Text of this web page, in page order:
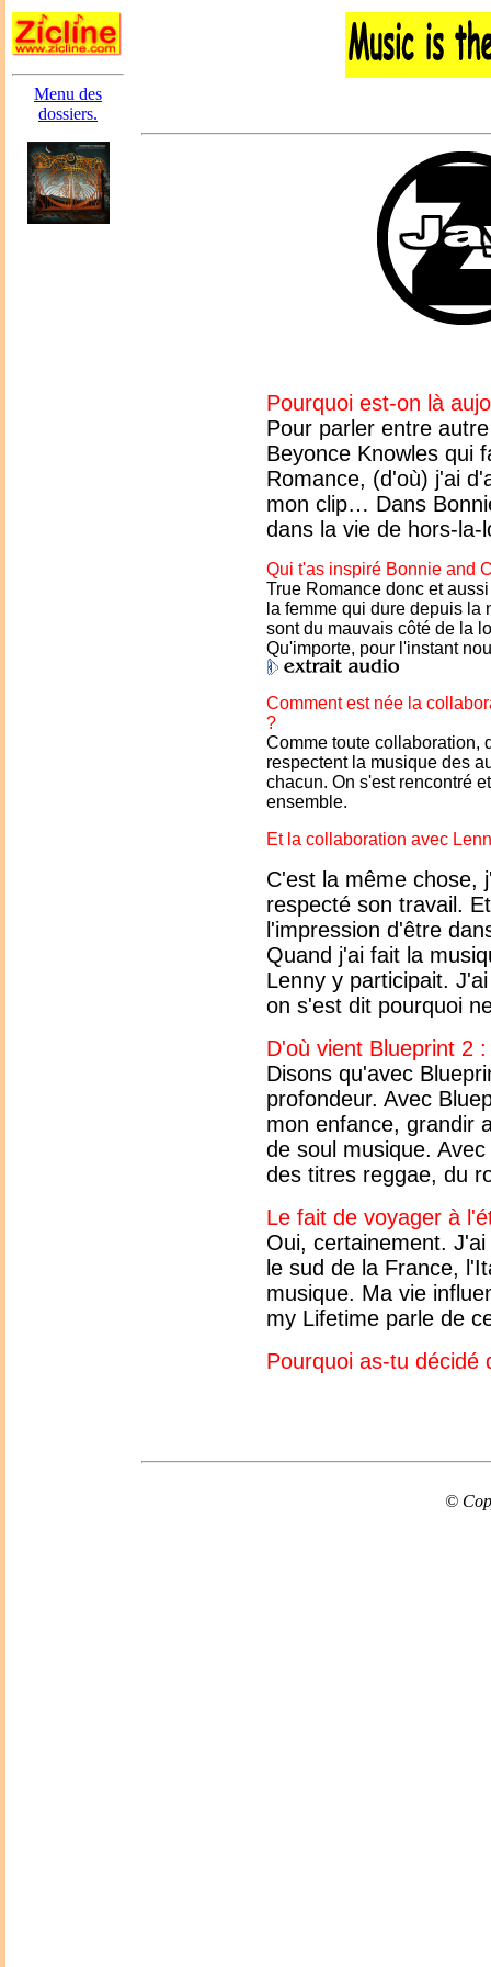
Menu des
dossiers.
Pourquoi est-on là
Pour parler entre
Beyonce Knowles qui
Romance, (d'où) j'ai
mon clip… Dans
dans la vie de hors-la-
Qui t'as inspiré Bonnie and
True Romance donc et
la femme qui dure depuis la
sont du mauvais côté de la
Qu'importe, pour l'instant
Comment est née la
?
Comme toute collaboration,
respectent la musique des
chacun. On s'est rencontré
ensemble.
Et la collaboration avec
C'est la même chose,
respecté son travail.
l'impression d'être
Quand j'ai fait la
Lenny y participait.
on s'est dit pourquoi
D'où vient Blueprint 2
Disons qu'avec
profondeur. Avec
mon enfance, grandir
de soul musique.
des titres reggae, du
Le fait de voyager à
Oui, certainement.
le sud de la France,
musique. Ma vie
my Lifetime parle de
Pourquoi as-tu décidé
©